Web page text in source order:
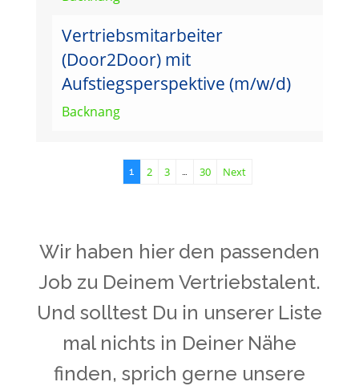
Vertriebsmitarbeiter
(Door2Door) mit
Aufstiegsperspektive (m/w/d)
Backnang
1 2 3 … 30 Next
Wir haben hier den passenden
Job zu Deinem Vertriebstalent.
Und solltest Du in unserer Liste
mal nichts in Deiner Nähe
finden, sprich gerne unsere